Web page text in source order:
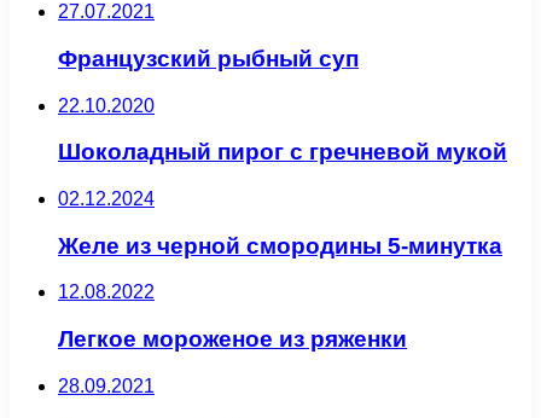
27.07.2021
Французский рыбный суп
22.10.2020
Шоколадный пирог с гречневой мукой
02.12.2024
Желе из черной смородины 5-минутка
12.08.2022
Легкое мороженое из ряженки
28.09.2021